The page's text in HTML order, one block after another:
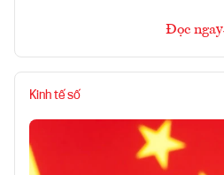
Đọc ngay
Kinh tế số